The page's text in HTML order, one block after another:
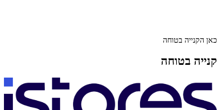
כאן הקנייה בטוחה
קנייה בטוחה